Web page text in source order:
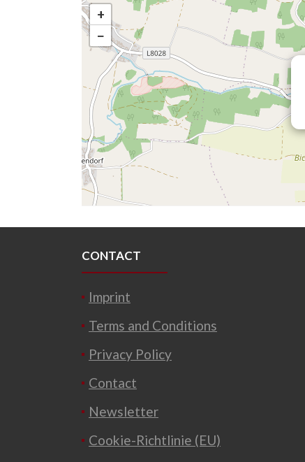
+
−
CONTACT
Imprint
Terms and Conditions
Privacy Policy
Contact
Newsletter
Cookie-Richtlinie (EU)